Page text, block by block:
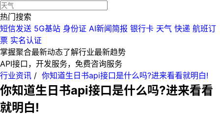
热门搜索
短信发送 5G基站 身份证 AI新闻简报 银行卡 天气 快递 航班订
票 实名认证
掌握聚合最新动态了解行业最新趋势
API接口，开发服务，免费咨询服务
行业资讯 / 你知道生日书api接口是什么吗?进来看看就明白!
你知道生日书api接口是什么吗?进来看看
就明白!